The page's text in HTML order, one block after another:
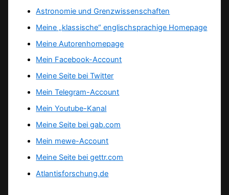
Astronomie und Grenzwissenschaften
Meine „klassische“ englischsprachige Homepage
Meine Autorenhomepage
Mein Facebook-Account
Meine Seite bei Twitter
Mein Telegram-Account
Mein Youtube-Kanal
Meine Seite bei gab.com
Mein mewe-Account
Meine Seite bei gettr.com
Atlantisforschung.de